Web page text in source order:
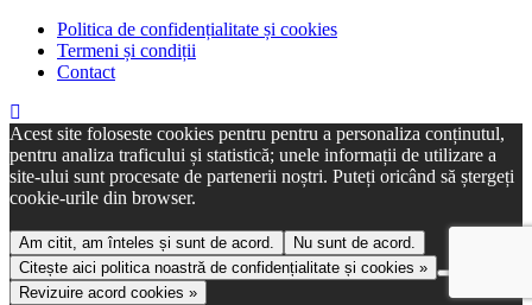
Politica de confidențialitate și cookies
Termeni și condiții
Contact
Acest site foloseste cookies pentru pentru a personaliza conținutul,
pentru analiza traficului și statistică; unele informații de utilizare a
site-ului sunt procesate de partenerii noștri. Puteți oricând să ștergeți
cookie-urile din browser.
Am citit, am înteles și sunt de acord.
Nu sunt de acord.
Citește aici politica noastră de confidențialitate și cookies »
Revizuire acord cookies »